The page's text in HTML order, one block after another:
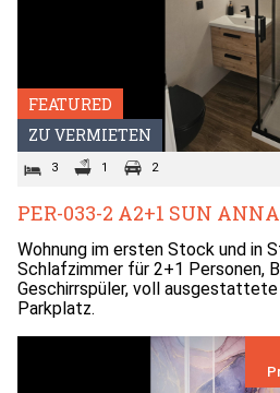
FEATURED
ZU VERMIETEN
3 1 2
PER-033-2 A2+1 SUN ANNA
Wohnung im ersten Stock und in
Schlafzimmer für 2+1 Personen,
Geschirrspüler, voll
Parkplatz.